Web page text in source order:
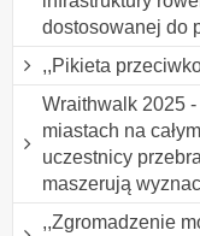
dostosowanej do
,,Pikieta
Wraithwalk 2025
miastach na
uczestnicy
maszerują
,,Zgromadzenie